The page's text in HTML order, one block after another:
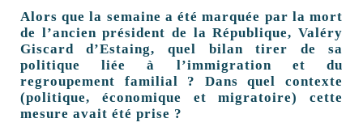
Alors que la semaine a été marquée par la mort
de l’ancien président de la République, Valéry
Giscard d’Estaing, quel bilan tirer de sa
politique liée à l’immigration et du
regroupement familial ? Dans quel contexte
(politique, économique et migratoire) cette
mesure avait été prise ?